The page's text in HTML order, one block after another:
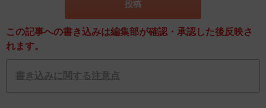
この記事への書き込みは編集部が確認・承認した後反映さ
れます。
書き込みに関する注意点